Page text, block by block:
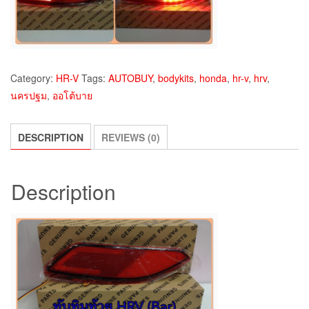
Category: HR-V Tags: AUTOBUY, bodykits, honda, hr-v, hrv,
นครปฐม, ออโต้บาย
DESCRIPTION REVIEWS (0)
Description